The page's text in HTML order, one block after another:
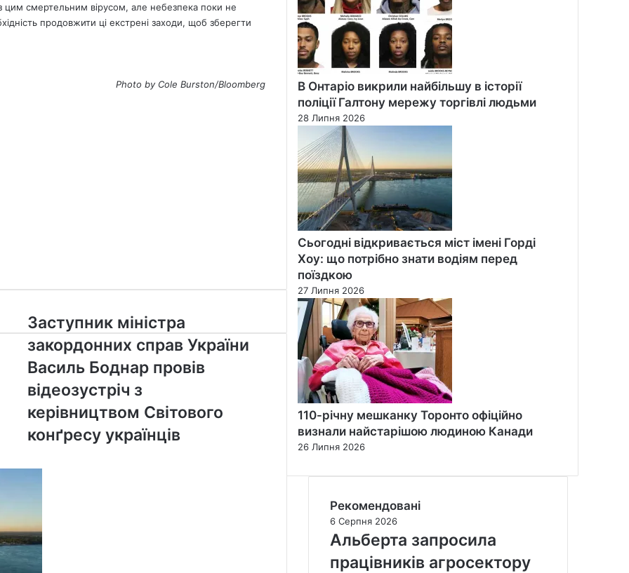
цим смертельним вірусом, але небезпека поки не
продовжити ці екстрені заходи, щоб зберегти
Photo by Cole Burston/Bloomberg
Заступник
міністра
закордонних
справ
України
Василь
Боднар
провів
відеозустріч
Заступник міністра
закордонних справ України
Василь Боднар провів
відеозустріч з
керівництвом Світового
конґресу українців
В Онтаріо викрили найбільшу в історії
поліції Галтону мережу торгівлі людьми
28 Липня 2026
Сьогодні відкривається міст імені Горді
Хоу: що потрібно знати водіям перед
поїздкою
27 Липня 2026
110-річну мешканку Торонто офіційно
визнали найстарішою людиною Канади
26 Липня 2026
Рекомендовані
6 Серпня 2026
Альберта запросила
працівників агросектору